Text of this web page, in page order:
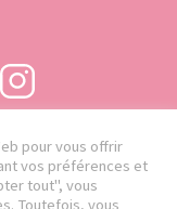
pour vous offrir
vos préférences et
tout", vous
Toutefois, vous